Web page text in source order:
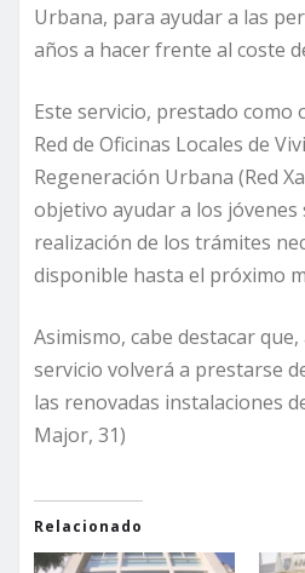
Urbana, para ayudar a las
años a hacer frente al coste
Este servicio, prestado como
Red de Oficinas Locales de
Regeneración Urbana (Red
objetivo ayudar a los jóvenes
realización de los trámites
disponible hasta el próximo
Asimismo, cabe destacar
servicio volverá a prestarse
las renovadas instalaciones
Major, 31)
Relacionado